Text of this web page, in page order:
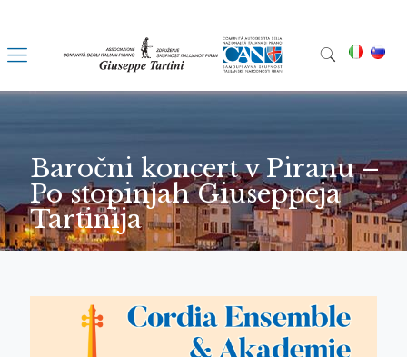
Baročni koncert v Piranu –
Po stopinjah Giuseppeja
Tartinija